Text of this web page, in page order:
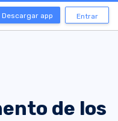
Descargar app Entrar
de los